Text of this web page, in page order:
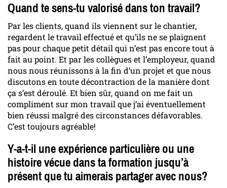
Quand te sens-tu valorisé dans ton travail?
Par les clients, quand ils viennent sur le chantier,
regardent le travail effectué et qu’ils ne se plaignent
pas pour chaque petit détail qui n’est pas encore tout à
fait au point. Et par les collègues et l’employeur, quand
nous nous réunissons à la fin d’un projet et que nous
discutons en toute décontraction de la manière dont
ça s’est déroulé. Et bien sûr, quand on me fait un
compliment sur mon travail que j’ai éventuellement
bien réussi malgré des circonstances défavorables.
C’est toujours agréable!
Y-a-t-il une expérience particulière ou une
histoire vécue dans ta formation jusqu’à
présent que tu aimerais partager avec nous?